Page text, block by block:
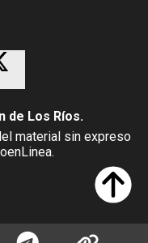
de Los Ríos.
material sin expreso